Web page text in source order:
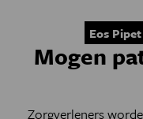
Eos
Mogen
Zorgverleners